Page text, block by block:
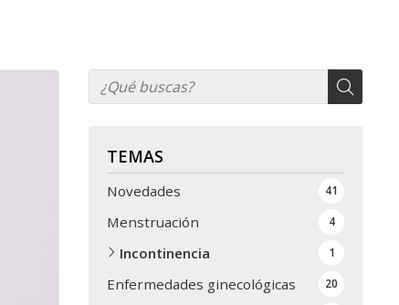
TEMAS
Novedades 41
Menstruación 4
Incontinencia 1
Enfermedades ginecológicas 20